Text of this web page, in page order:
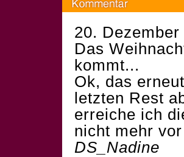
20. Dezember
Das
kommt...
Ok, das
letzten Rest
erreiche ich
nicht mehr
DS_Nadine